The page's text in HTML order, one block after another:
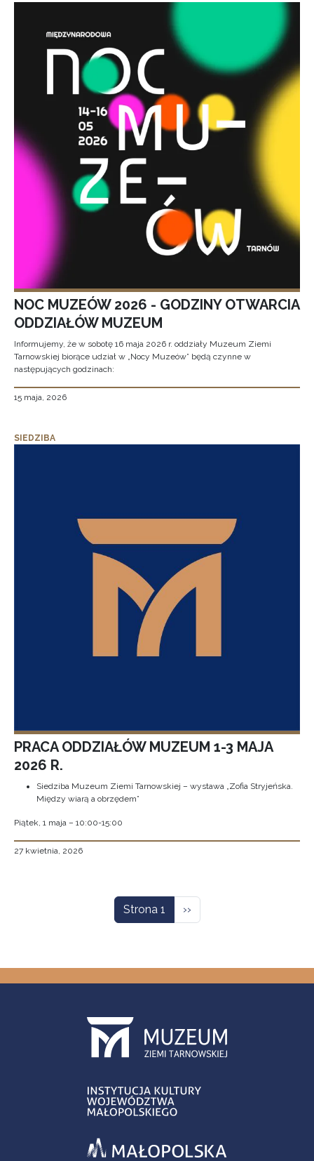
NOC MUZEÓW 2026 - GODZINY OTWARCIA
ODDZIAŁÓW MUZEUM
Informujemy, że w sobotę 16 maja 2026 r. oddziały Muzeum Ziemi
Tarnowskiej biorące udział w „Nocy Muzeów” będą czynne w
następujących godzinach:
15 maja, 2026
SIEDZIBA
PRACA ODDZIAŁÓW MUZEUM 1-3 MAJA
2026 R.
Siedziba Muzeum Ziemi Tarnowskiej – wystawa „Zofia Stryjeńska.
Między wiarą a obrzędem”
Piątek, 1 maja – 10:00-15:00
27 kwietnia, 2026
Strona 1 Następna strona
››